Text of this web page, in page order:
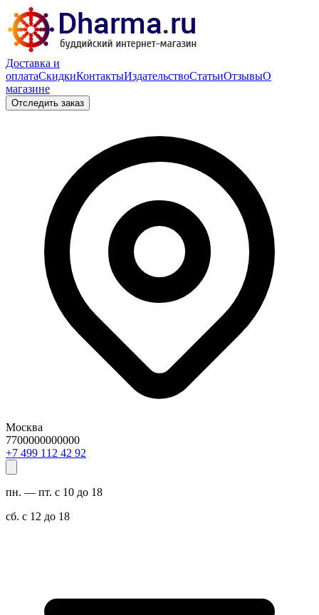
Доставка и
оплатаСкидкиКонтактыИздательствоСтатьиОтзывыО
магазине
Отследить заказ
Москва
7700000000000
29 24 211 994 7+
пн. — пт. с 10 до 18
сб. с 12 до 18